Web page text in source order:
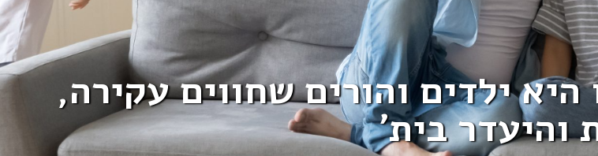
ילדים והורים שחווים עקירה,
והיעדר בית'